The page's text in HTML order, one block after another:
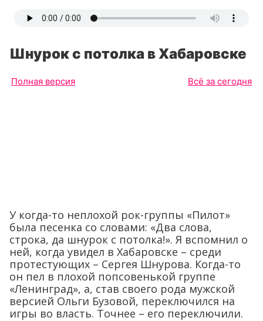
Шнурок с потолка в Хабаровске
Полная версия Всё за сегодня
У когда-то неплохой рок-группы «Пилот»
была песенка со словами: «Два слова,
строка, да шнурок с потолка!». Я вспомнил о
ней, когда увидел в Хабаровске – среди
протестующих – Сергея Шнурова. Когда-то
он пел в плохой попсовенькой группе
«Ленинград», а, став своего рода мужской
версией Ольги Бузовой, переключился на
игры во власть. Точнее – его переключили.